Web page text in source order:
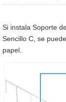
Si instala Soporte
Sencillo C, se
papel.